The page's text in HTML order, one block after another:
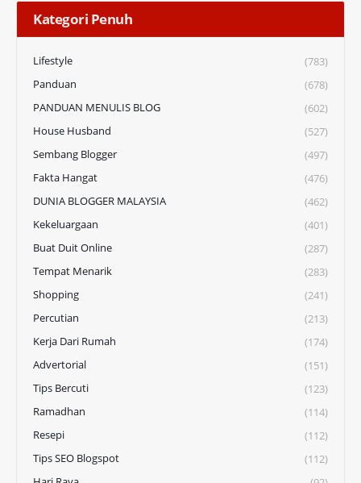
Kategori Penuh
Lifestyle
(783)
Panduan
(678)
PANDUAN MENULIS BLOG
(602)
House Husband
(527)
Sembang Blogger
(497)
Fakta Hangat
(476)
DUNIA BLOGGER MALAYSIA
(462)
Kekeluargaan
(401)
Buat Duit Online
(287)
Tempat Menarik
(283)
Shopping
(241)
Percutian
(213)
Kerja Dari Rumah
(174)
Advertorial
(151)
Tips Bercuti
(123)
Ramadhan
(114)
Resepi
(112)
Tips SEO Blogspot
(112)